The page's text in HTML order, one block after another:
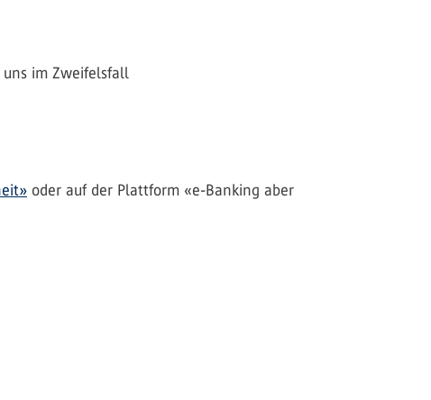
uns im Zweifelsfall
oder auf der Plattform «e-Banking aber